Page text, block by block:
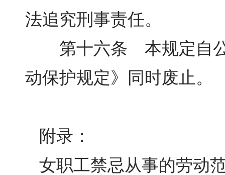
法追究刑事责任。
第十六条 本规定自公
动保护规定》同时废止。
附录：
女职工禁忌从事的劳动